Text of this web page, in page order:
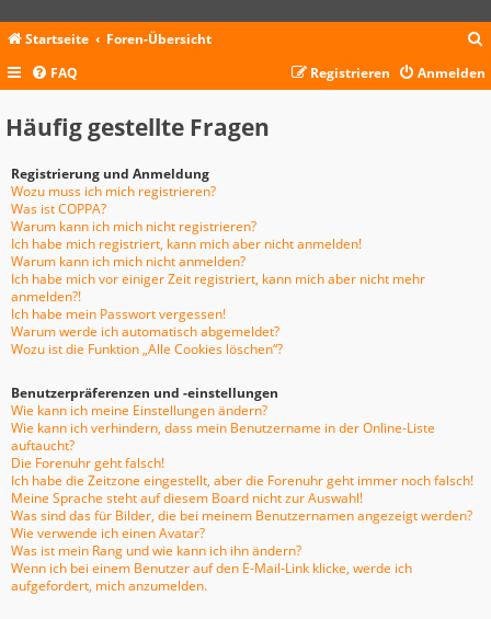
Startseite Foren-Übersicht
c
FAQ Anmelden
Registrieren
Häufig gestellte Fragen
Registrierung und Anmeldung
Wozu muss ich mich registrieren?
Was ist COPPA?
Warum kann ich mich nicht registrieren?
Ich habe mich registriert, kann mich aber nicht anmelden!
Warum kann ich mich nicht anmelden?
Ich habe mich vor einiger Zeit registriert, kann mich aber nicht mehr
anmelden?!
Ich habe mein Passwort vergessen!
Warum werde ich automatisch abgemeldet?
Wozu ist die Funktion „Alle Cookies löschen“?
Benutzerpräferenzen und -einstellungen
Wie kann ich meine Einstellungen ändern?
Wie kann ich verhindern, dass mein Benutzername in der Online-Liste
auftaucht?
Die Forenuhr geht falsch!
Ich habe die Zeitzone eingestellt, aber die Forenuhr geht immer noch falsch!
Meine Sprache steht auf diesem Board nicht zur Auswahl!
Was sind das für Bilder, die bei meinem Benutzernamen angezeigt werden?
Wie verwende ich einen Avatar?
Was ist mein Rang und wie kann ich ihn ändern?
Wenn ich bei einem Benutzer auf den E-Mail-Link klicke, werde ich
aufgefordert, mich anzumelden.